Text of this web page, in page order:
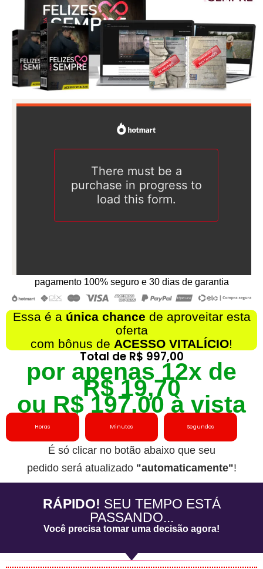
É só clicar no botão abaixo que seu
pedido será atualizado"automaticamente"!
pagamento 100% seguro e 30 dias de garantia
Essa é a única chance de aproveitar esta
oferta
com bônus de ACESSO VITALÍCIO!
Total de R$ 997,00
por apenas 12x de
R$ 19,70
ou R$ 197,00 à vista
Horas Minutos Segundos
RÁPIDO! SEU TEMPO ESTÁ
PASSANDO...
Você precisa tomar uma decisão agora!